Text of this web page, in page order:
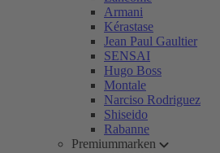
Armani
Kérastase
Jean Paul Gaultier
SENSAI
Hugo Boss
Montale
Narciso Rodriguez
Shiseido
Rabanne
Premiummarken